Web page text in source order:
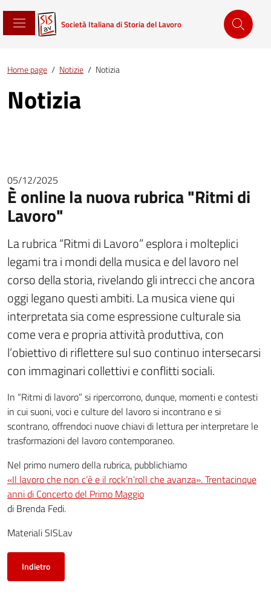
Società Italiana di Storia del Lavoro
Home page / Notizie / Notizia
Notizia
05/12/2025
È online la nuova rubrica "Ritmi di
Lavoro"
La rubrica “Ritmi di Lavoro” esplora i molteplici
legami tra i mondi della musica e del lavoro nel
corso della storia, rivelando gli intrecci che ancora
oggi legano questi ambiti. La musica viene qui
interpretata sia come espressione culturale sia
come vera e propria attività produttiva, con
l’obiettivo di riflettere sul suo continuo intersecarsi
con immaginari collettivi e conflitti sociali.
In “Ritmi di lavoro” si ripercorrono, dunque, momenti e contesti
in cui suoni, voci e culture del lavoro si incontrano e si
scontrano, offrendoci nuove chiavi di lettura per interpretare le
trasformazioni del lavoro contemporaneo.
Nel primo numero della rubrica, pubblichiamo
«Il lavoro che non c’è e il rock’n’roll che avanza». Trentacinque
anni di Concerto del Primo Maggio
di Brenda Fedi.
Materiali SISLav
Indietro